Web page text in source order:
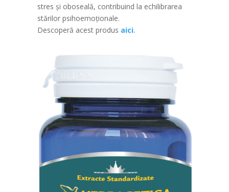
stres și oboseală, contribuind la echilibrarea
stărilor psihoemoționale.
Descoperă acest produs aici.